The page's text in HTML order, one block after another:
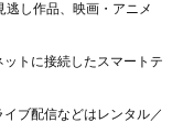
逃し作品、映画・アニメ
ットに接続したスマートテ
ブ配信などはレンタル／